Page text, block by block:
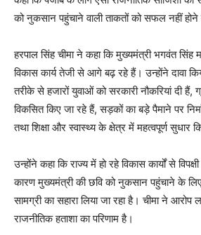
को नुकसान पहुंचाने वाली ताकतों को सफल नहीं
हरपाल सिंह चीमा ने कहा कि मुख्यमंत्री भगवंत
विकास कार्य तेजी से आगे बढ़ रहे हैं। उन्होंने दावा
तरीके से हजारों युवाओं को सरकारी नौकरियां दी हैं,
विकसित किए जा रहे हैं, सड़कों का बड़े पैमाने पर
तथा शिक्षा और स्वास्थ्य के क्षेत्र में महत्वपूर्ण सुधार
उन्होंने कहा कि राज्य में हो रहे विकास कार्यों से
कारण मुख्यमंत्री की छवि को नुकसान पहुंचाने के
सामग्री का सहारा लिया जा रहा है। चीमा ने आरोप
राजनीतिक हताशा का परिणाम है।